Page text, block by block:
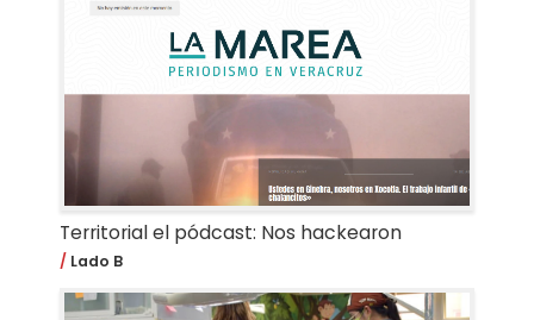
Territorial el pódcast: Nos hackearon
Lado B